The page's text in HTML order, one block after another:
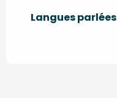
Langues parlées
Langues parlées